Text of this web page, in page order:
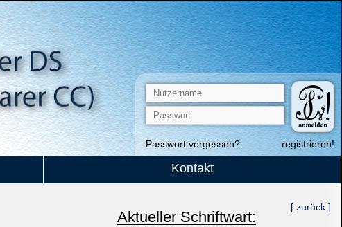
Passwort vergessen? registrieren!
Kontakt
[ zurück ]
Aktueller Schriftwart: